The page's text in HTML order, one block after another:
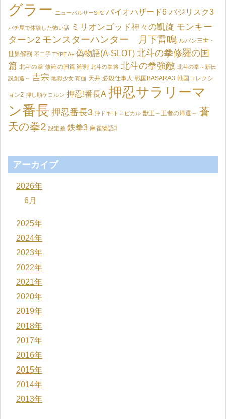
グラー
ニューパルサーSP2 バイオハザード6 バジリスク3
パチ屋で体験した怖い話 ミリオンゴッド神々の凱旋 モンキー
ターン2 モンスターハンター 月下雷鳴 ルパン三世・
世界解剖 不二子 TYPE A+ 偽物語(A-SLOT) 北斗の拳修羅の国
篇 北斗の拳 修羅の国篇 羅刹 北斗の拳将 北斗の拳強敵 北斗の拳～新伝
説創造～ 吉宗 地獄少女 宵伽 天井 必殺仕事人 戦国BASARA3 戦国コレクシ
ョン2 押し順ケロルン 押忍!番長A 押忍サラリーマ
ン番長 押忍番長3 沖ドキ!トロピカル 獣王～王者の帰還～ 蒼
天の拳2 設定差 鉄拳3 麻雀物語3
アーカイブ
2026年
6月
2025年
2024年
2023年
2022年
2021年
2020年
2019年
2018年
2017年
2016年
2015年
2014年
2013年